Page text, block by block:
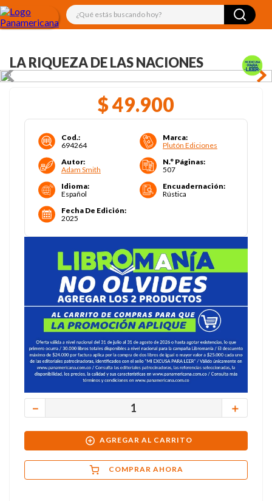
¿Qué estás buscando hoy?
LA RIQUEZA DE LAS NACIONES
$49.900
Cod.:
694264
Marca:
Plutón Ediciones
Autor:
Adam Smith
N.° Páginas:
507
Idioma:
Español
Encuadernación:
Rústica
Fecha De Edición:
2025
＋
－
AGREGAR AL CARRITO
COMPRAR AHORA